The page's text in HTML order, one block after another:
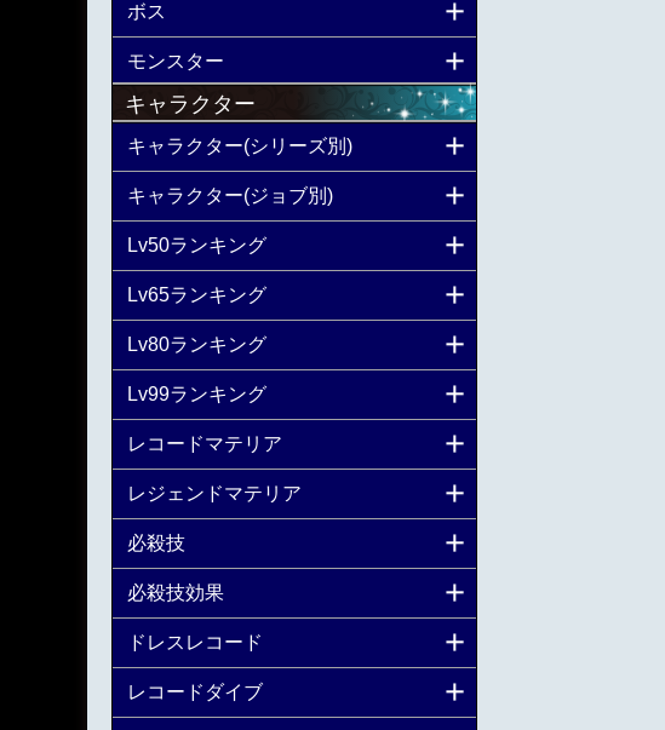
ボス
モンスター
キャラクター
キャラクター(シリーズ別)
キャラクター(ジョブ別)
Lv50ランキング
Lv65ランキング
Lv80ランキング
Lv99ランキング
レコードマテリア
レジェンドマテリア
必殺技
必殺技効果
ドレスレコード
レコードダイブ